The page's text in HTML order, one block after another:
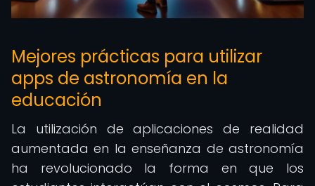
Mejores prácticas para utilizar
apps de astronomía en la
educación
La utilización de aplicaciones de realidad
aumentada en la enseñanza de astronomía
ha revolucionado la forma en que los